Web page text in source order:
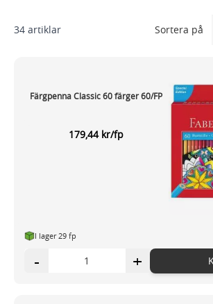
34 artiklar Sortera på
Färgpenna Classic 60 färger 60/FP
179,44 kr/fp
I lager 29 fp
- +